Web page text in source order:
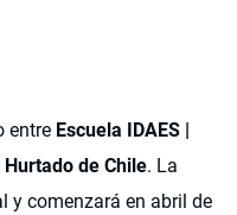
entre Escuela IDAES |
de Chile. La
y comenzará en abril de